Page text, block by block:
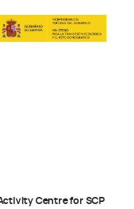
Centre for SCP